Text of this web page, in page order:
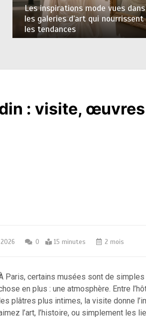
Les inspirations mode vues dans
les galeries d’art qui nourrissent
les tendances
: visite,
0 15 minutes 2 mois
Paris, certains musées sont de simples
en plus : une atmosphère. Entre
plâtres plus intimes, la visite donne
l’art, l’histoire, ou simplement les